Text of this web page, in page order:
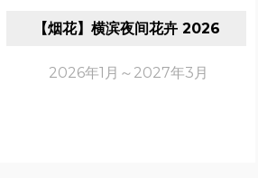
【烟花】横滨夜间花卉 2026
2026年1月～2027年3月